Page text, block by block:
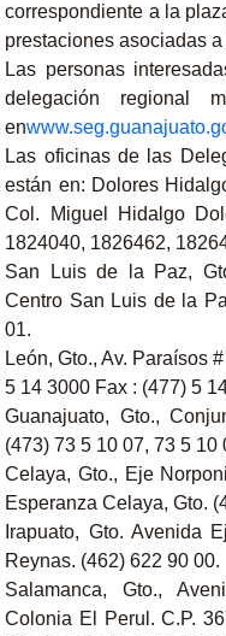
correspondiente a la
prestaciones asociadas
Las personas
delegación regional
en
Las oficinas de las
están en: Dolores
Col. Miguel Hidalgo
1824040, 1826462,
San Luis de la Paz,
Centro San Luis de la
01.
León, Gto., Av. Paraísos
5 14 3000 Fax : (477) 5
Guanajuato, Gto.,
(473) 73 5 10 07, 73 5 10
Celaya, Gto., Eje
Esperanza Celaya, Gto.
Irapuato, Gto. Avenida
Reynas. (462) 622 90 00.
Salamanca, Gto.,
Colonia El Perul. C.P.